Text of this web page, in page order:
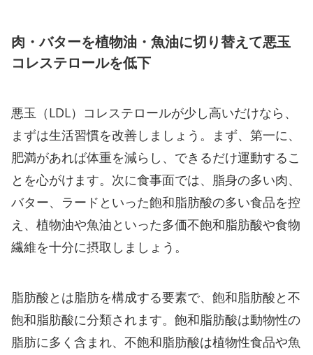
肉・バターを植物油・魚油に切り替えて悪玉
コレステロールを低下
悪玉（LDL）コレステロールが少し高いだけなら、
まずは生活習慣を改善しましょう。まず、第一に、
肥満があれば体重を減らし、できるだけ運動するこ
とを心がけます。次に食事面では、脂身の多い肉、
バター、ラードといった飽和脂肪酸の多い食品を控
え、植物油や魚油といった多価不飽和脂肪酸や食物
繊維を十分に摂取しましょう。
脂肪酸とは脂肪を構成する要素で、飽和脂肪酸と不
飽和脂肪酸に分類されます。飽和脂肪酸は動物性の
脂肪に多く含まれ、不飽和脂肪酸は植物性食品や魚